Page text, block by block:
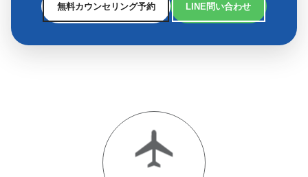
無料カウンセリング予約 LINE問い合わせ